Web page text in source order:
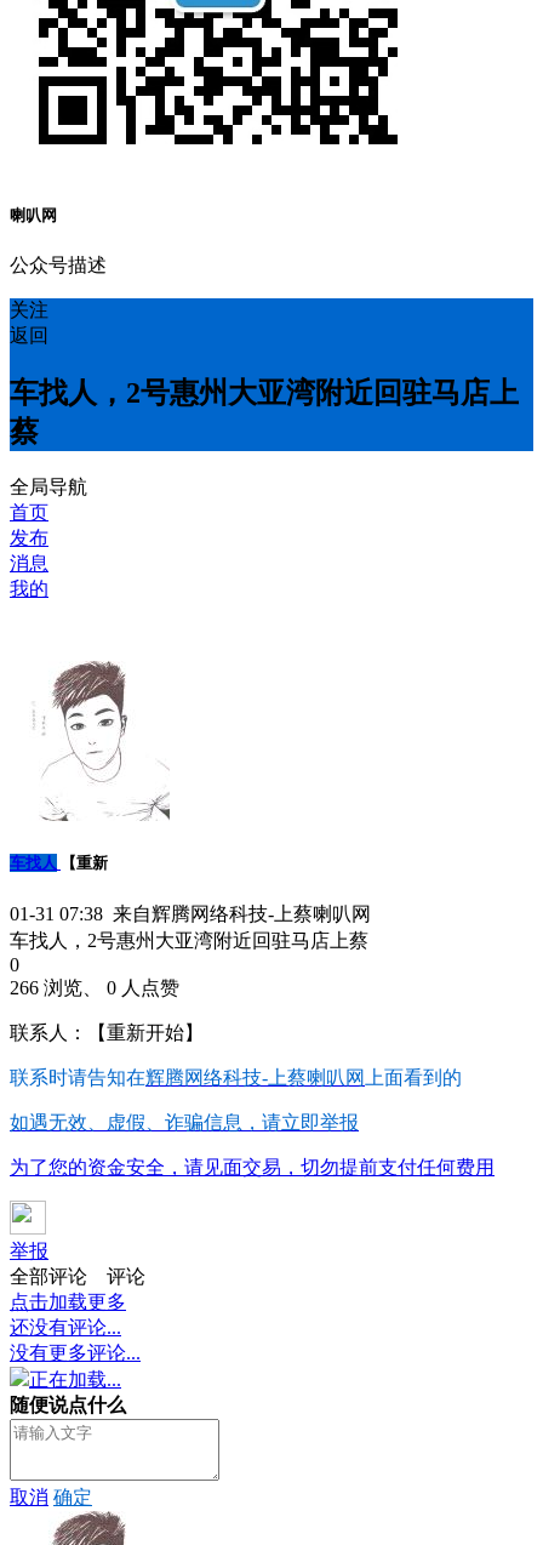
喇叭网
公众号描述
关注
返回
车找人，2号惠州大亚湾附近回驻马店上
蔡
全局导航
首页
发布
消息
我的
车找人 【重新
01-31 07:38 来自辉腾网络科技-上蔡喇叭网
车找人，2号惠州大亚湾附近回驻马店上蔡
0
266 浏览、 0 人点赞
联系人：【重新开始】
联系时请告知在辉腾网络科技-上蔡喇叭网 上面看到的
如遇无效、虚假、诈骗信息，请立即举报
为了您的资金安全，请见面交易，切勿提前支付任何费用
举报
全部评论
评论
点击加载更多
还没有评论...
没有更多评论...
正在加载...
随便说点什么
取消 确定